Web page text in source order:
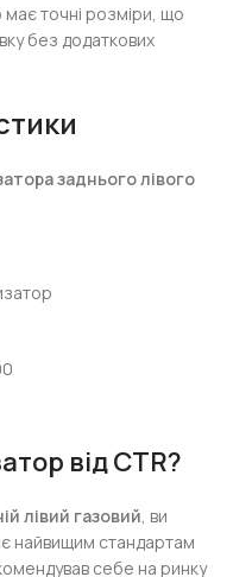
точні розміри, що
без додаткових
заднього лівого
від CTR?
лівий газовий, ви
найвищим стандартам
себе на ринку